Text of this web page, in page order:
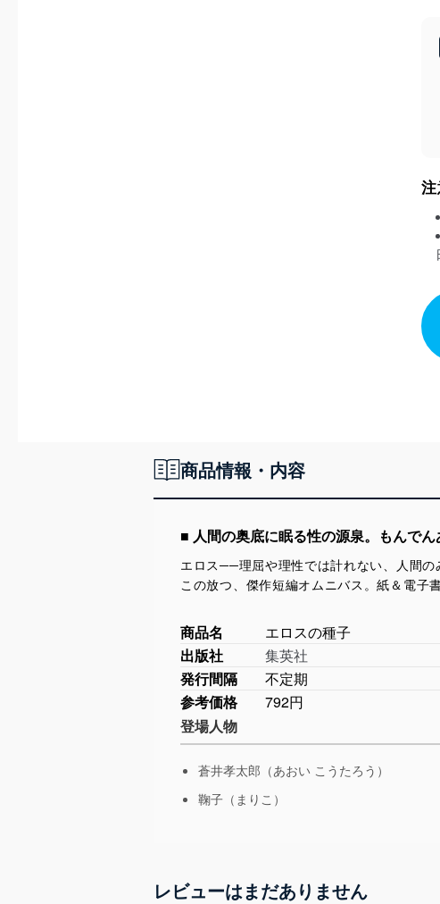
商品情報・内容
■ 人間の奥底に眠る性の源泉。もんで
エロス──理屈や理性では計れない、人間
この放つ、傑作短編オムニバス。紙＆電子
商品名
エロスの種子
出版社
集英社
発行間隔
不定期
参考価格
792円
登場人物
蒼井孝太郎（あおい こうたろう）
鞠子（まりこ）
レビューはまだありません